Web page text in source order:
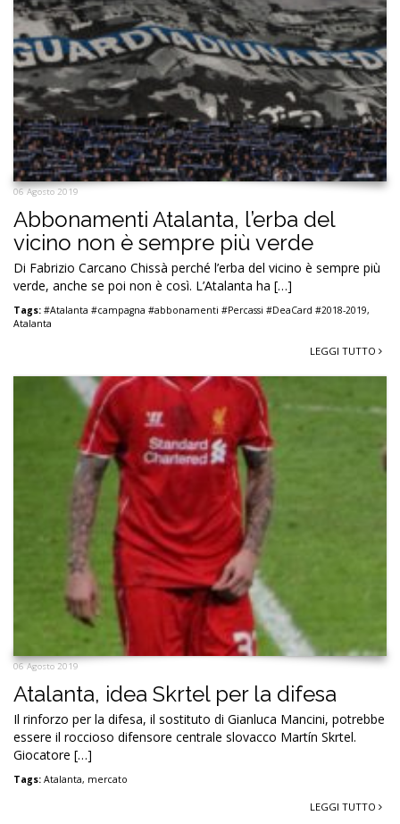
06 Agosto 2019
Abbonamenti Atalanta, l’erba del
vicino non è sempre più verde
Di Fabrizio Carcano Chissà perché l’erba del vicino è sempre più
verde, anche se poi non è così. L’Atalanta ha […]
Tags: #Atalanta #campagna #abbonamenti #Percassi #DeaCard #2018-2019,
Atalanta
LEGGI TUTTO
06 Agosto 2019
Atalanta, idea Skrtel per la difesa
Il rinforzo per la difesa, il sostituto di Gianluca Mancini, potrebbe
essere il roccioso difensore centrale slovacco Martín Skrtel.
Giocatore […]
Tags: Atalanta, mercato
LEGGI TUTTO